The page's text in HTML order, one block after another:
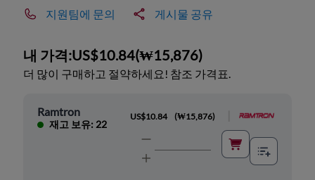
지원팀에 문의 게시물 공유
내 가격:US$10.84(₩15,876)
더 많이 구매하고 절약하세요! 참조 가격표.
Ramtron
재고 보유: 22
US$10.84 (₩15,876)